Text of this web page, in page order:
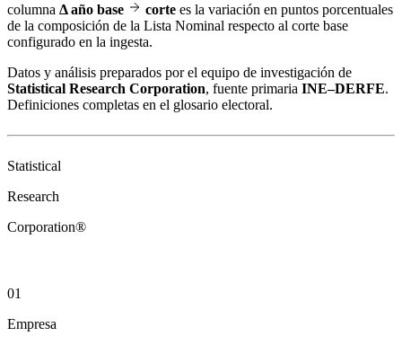
columna Δ año base corte es la variación en puntos porcentuales
de la composición de la Lista Nominal respecto al corte base
configurado en la ingesta.
Datos y análisis preparados por el equipo de investigación de
Statistical Research Corporation, fuente primaria INE–DERFE.
Definiciones completas en el glosario electoral.
Statistical
Research
Corporation®
01
Empresa